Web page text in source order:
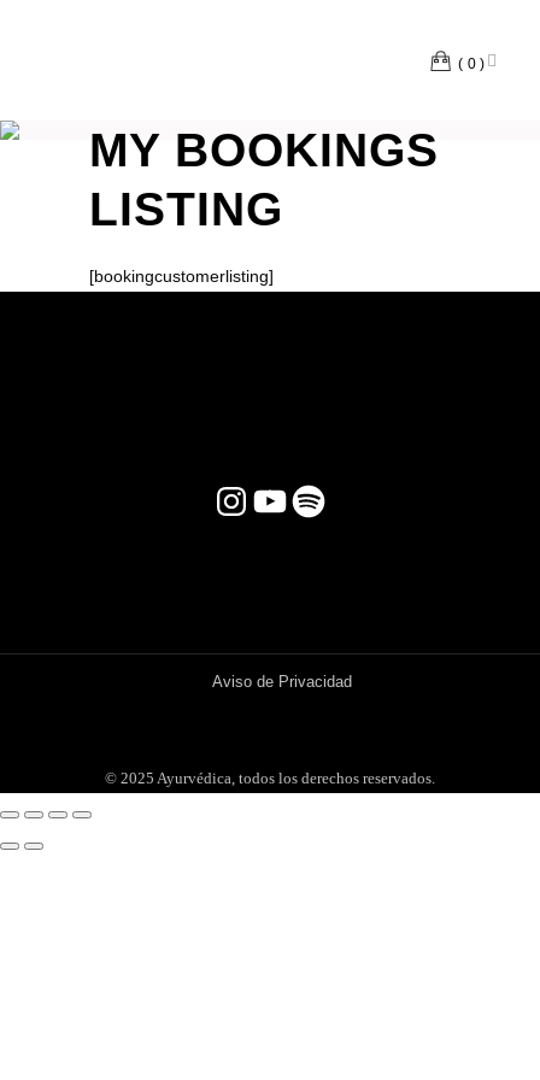
0
MY BOOKINGS
LISTING
[bookingcustomerlisting]
InstagramYouTube
Spotify
Aviso de Privacidad
© 2025 Ayurvédica, todos los derechos reservados.